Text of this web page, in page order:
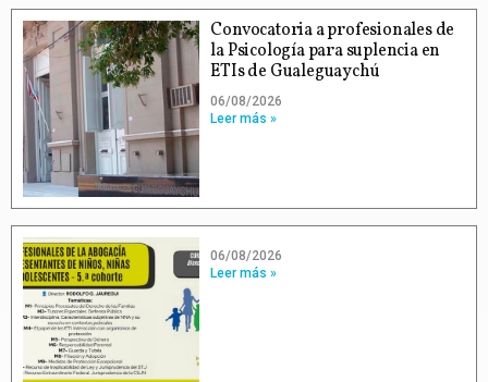
Convocatoria a profesionales de
la Psicología para suplencia en
ETIs de Gualeguaychú
06/08/2026
Leer más »
06/08/2026
Leer más »